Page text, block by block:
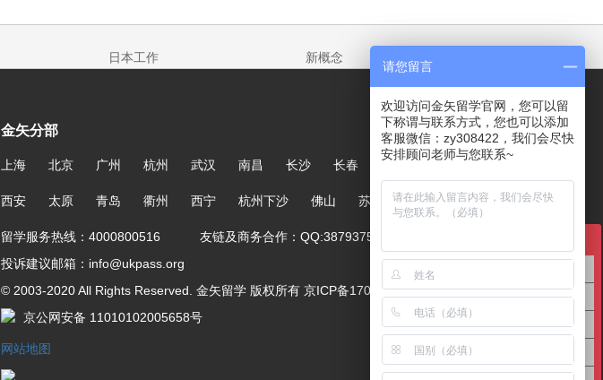
日本工作 新概念
金矢分部
上海 北京 广州 杭州 武汉 南昌 长沙 长春 哈尔滨 大连 郑州
西安 太原 青岛 衢州 西宁 杭州下沙 佛山 苏州
留学服务热线：4000800516 友链及商务合作：QQ:387937567
投诉建议邮箱：info@ukpass.org
© 2003-2020 All Rights Reserved. 金矢留学 版权所有 京ICP备17005244号-1
京公网安备 11010102005658号
网站地图
澳洲留学咨询
美国留学咨询
请您留言
欢迎访问金矢留学官网，您可以留
下称谓与联系方式，您也可以添加
客服微信：zy308422，我们会尽快
安排顾问老师与您联系~